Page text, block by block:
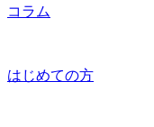
コラム
はじめての方